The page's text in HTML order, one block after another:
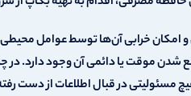
امکان خرابی آن‌ها توسط عوامل محیطی
موقت یا دائمی آن وجود دارد. در
مسئولیتی در قبال اطلاعات از دست